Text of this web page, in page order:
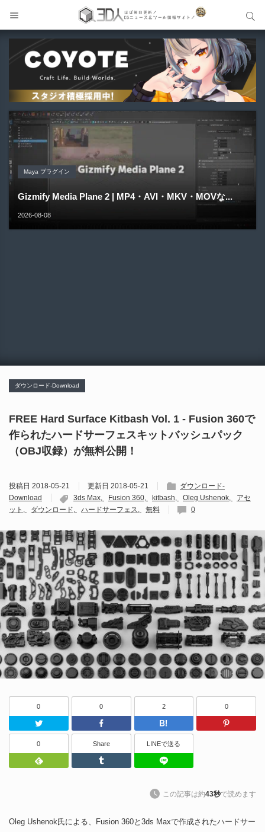
Blender アドオン
Buldozer | Blender向けリトポロジーツールセットアドオ
ン！
2026-08-09
Maya プラグイン
Gizmify Media Plane 2 | MP4・AVI・MKV・MOVな...
2026-08-08
Unreal Engine アセット
Material Parameter Manager | Unreal Engi...
2026-08-07
Unreal Engine アセット
Pipe It | 直感的にパイプ形状を構築出来るUnreal Engine
5...
2026-08-05
Unreal Engine アセット
Directive Utilities | ブループリントライブラリやエディタ
ス...
2026-08-03
ダウンロード-Download
FREE Hard Surface Kitbash Vol. 1 - Fusion 360で
作られたハードサーフェスキットバッシュパック
（OBJ収録）が無料公開！
投稿日 2018-05-21 更新日 2018-05-21
ダウンロード-
Download
3ds Max Fusion 360 kitbash Oleg Ushenok
アセ
ット
ダウンロード ハードサーフェス 無料 0
0
Twitter
0
Facebook
2
はてなブッ
0
0
Feedly
Share
Tumblr
LINEで送る
この記事は約43秒で読めます
Oleg Ushenok氏による、Fusion 360と3ds Maxで作成されたハードサー
サイト内検索